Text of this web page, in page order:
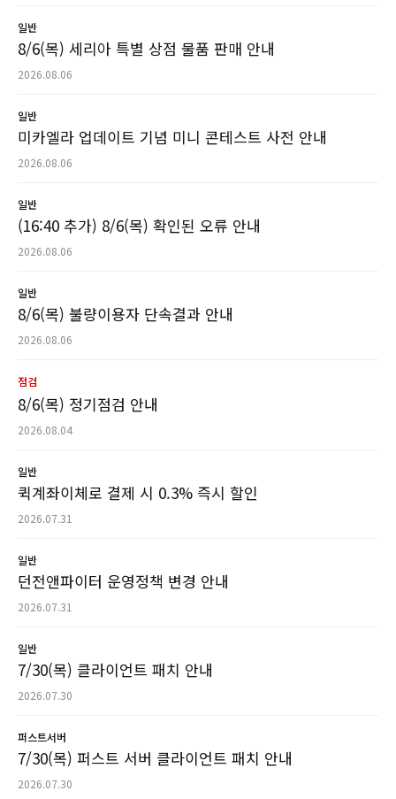
일반
8/6(목) 세리아 특별 상점 물품 판매 안내
2026.08.06
일반
미카엘라 업데이트 기념 미니 콘테스트 사전 안내
2026.08.06
일반
(16:40 추가) 8/6(목) 확인된 오류 안내
2026.08.06
일반
8/6(목) 불량이용자 단속결과 안내
2026.08.06
점검
8/6(목) 정기점검 안내
2026.08.04
일반
퀵계좌이체로 결제 시 0.3% 즉시 할인
2026.07.31
일반
던전앤파이터 운영정책 변경 안내
2026.07.31
일반
7/30(목) 클라이언트 패치 안내
2026.07.30
퍼스트서버
7/30(목) 퍼스트 서버 클라이언트 패치 안내
2026.07.30